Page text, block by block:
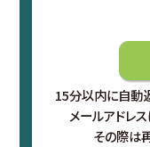
15分以内に自動
メールアドレ
その際は